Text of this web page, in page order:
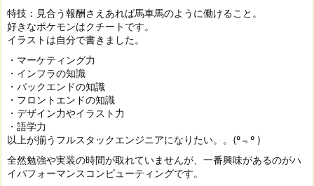
特技：見合う報酬さえあれば馬車馬のように働けること。
好きなポケモンはクチートです。
イラストは自分で書きました。
・マーケティング力
・インフラの知識
・バックエンドの知識
・フロントエンドの知識
・デザイン力やイラスト力
・語学力
以上が揃うフルスタックエンジニアになりたい。。(º﹃º )
全然勉強や実装の時間が取れていませんが、一番興味があるのがハ
イパフォーマンスコンピューティングです。